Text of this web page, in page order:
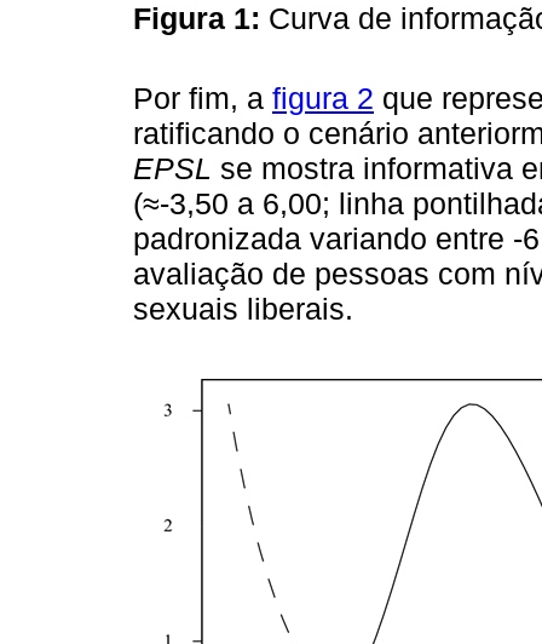
Figura 1: Curva de
Por fim, a figura 2 que
ratificando o cenário
EPSL se mostra informativa
(≈-3,50 a 6,00; linha
padronizada variando entre -
avaliação de pessoas com
sexuais liberais.